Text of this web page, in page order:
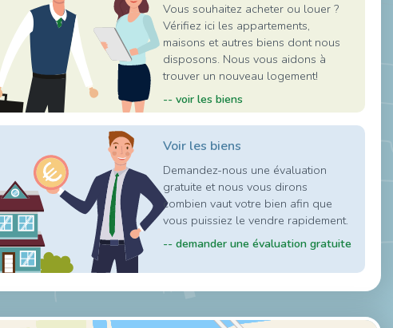
Vous souhaitez acheter ou louer ?
Vérifiez ici les appartements,
maisons et autres biens dont nous
disposons. Nous vous aidons à
trouver un nouveau logement!
-- voir les biens
Voir les biens
Demandez-nous une évaluation
gratuite et nous vous dirons
combien vaut votre bien afin que
vous puissiez le vendre rapidement.
-- demander une évaluation gratuite